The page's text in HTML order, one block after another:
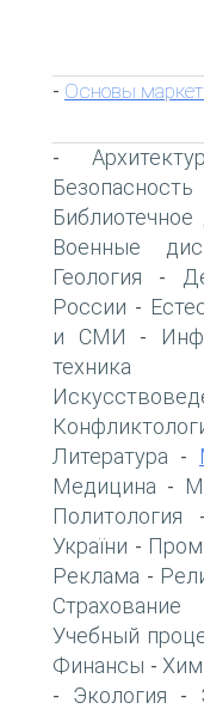
- Основы
-
Библиотечное
Военные
Геология -
России -
и СМИ -
техника
Литература -
Медицина -
Политология
України -
Реклама -
Страхование
Учебный
Финансы -
- Экология -